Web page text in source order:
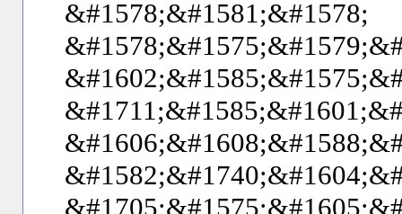
&#1578;&#1581;&#1578;